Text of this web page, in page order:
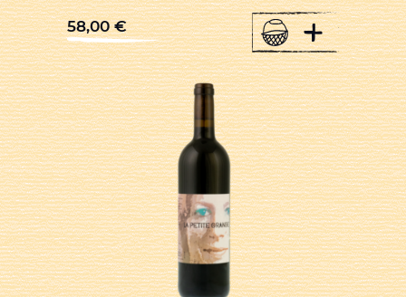
58,00€ +